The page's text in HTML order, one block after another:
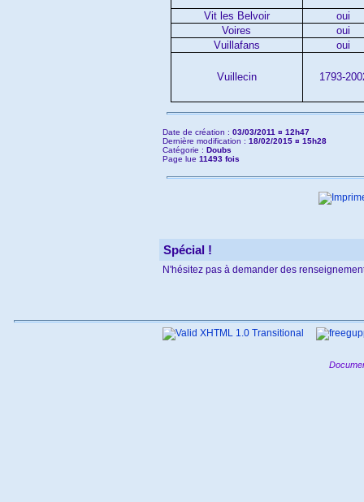
Vit les Belvoir
oui
Voires
oui
Vuillafans
oui
Vuillecin 1793-
Date de création : 03/03/2011 ¤ 12h47
Dernière modification : 18/02/2015 ¤ 15h28
Catégorie : Doubs
Page lue 11493 fois
Spécial !
N'hésitez pas à demander des